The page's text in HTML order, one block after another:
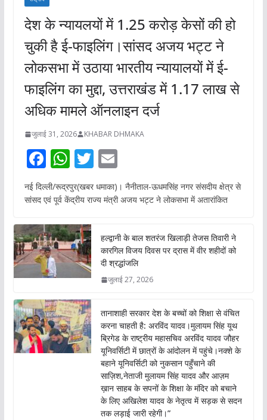
देश के न्यायलयों में 1.25 करोड़ केसों की हो
चुकी है ई-फाइलिंग।सांसद अजय भट्ट ने
लोकसभा में उठाया भारतीय न्यायालयों में ई-
फाइलिंग का मुद्दा, उत्तराखंड में 1.17 लाख से
अधिक मामले ऑनलाइन दर्ज
जुलाई 31, 2026 KHABAR DHMAKA
F
ac
e
o
o
k
W
h
at
A
p
p
T
w
itt
E
m
ai
नई दिल्ली/रूद्रपुर(खबर धमाका)। नैनीताल-ऊधमसिंह नगर संसदीय क्षेत्र से
सांसद एवं पूर्व केंद्रीय राज्य मंत्री अजय भट्ट ने लोकसभा में अतारांकित
हल्द्वानी के बाल शतरंज खिलाड़ी तेजस तिवारी ने
कारगिल विजय दिवस पर द्रास में वीर शहीदों को
दी श्रद्धांजलि
जुलाई 27, 2026
तानाशाही सरकार देश के बच्चों को शिक्षा से वंचित
करना चाहती है: अरविंद यादव।मुलायम सिंह यूथ
ब्रिगेड के राष्ट्रीय महासचिव अरविंद यादव जौहर
यूनिवर्सिटी में छात्रों के आंदोलन में पहुंचे।नक्शे के
बहाने यूनिवर्सिटी को नुकसान पहुँचाने की
साज़िश,नेताजी मुलायम सिंह यादव और आज़म
ख़ान साहब के सपनों के शिक्षा के मंदिर को बचाने
के लिए अखिलेश यादव के नेतृत्व में सड़क से सदन
तक लड़ाई जारी रहेगी।”